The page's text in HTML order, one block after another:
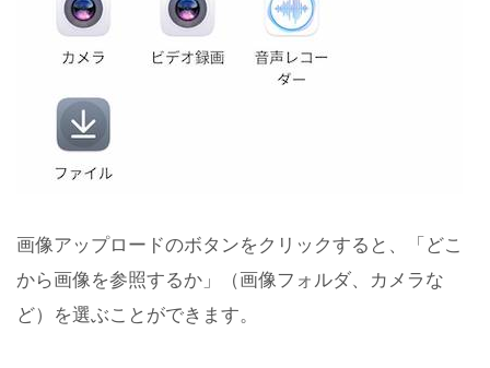
画像アップロードのボタンをクリックすると、「どこ
から画像を参照するか」（画像フォルダ、カメラな
ど）を選ぶことができます。